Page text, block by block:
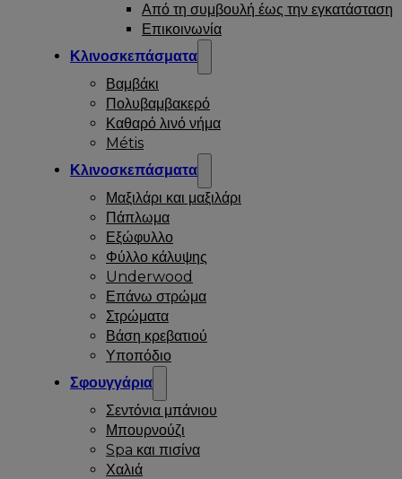
Από τη συμβουλή έως την εγκατάσταση
Επικοινωνία
Κλινοσκεπάσματα
Βαμβάκι
Πολυβαμβακερό
Καθαρό λινό νήμα
Métis
Κλινοσκεπάσματα
Μαξιλάρι και μαξιλάρι
Πάπλωμα
Εξώφυλλο
Φύλλο κάλυψης
Underwood
Επάνω στρώμα
Στρώματα
Βάση κρεβατιού
Υποπόδιο
Σφουγγάρια
Σεντόνια μπάνιου
Μπουρνούζι
Spa και πισίνα
Χαλιά